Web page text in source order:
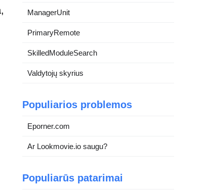
ManagerUnit
PrimaryRemote
SkilledModuleSearch
Valdytojų skyrius
Populiarios problemos
Eporner.com
Ar Lookmovie.io saugu?
Populiarūs patarimai